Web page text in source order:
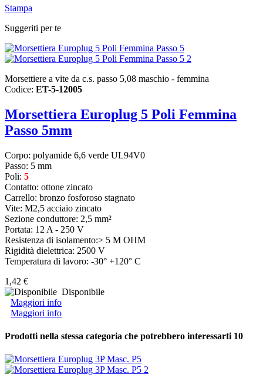
Stampa
Suggeriti per te
Morsettiere a vite da c.s. passo 5,08 maschio - femmina
Codice: ET-5-12005
Morsettiera Europlug 5 Poli Femmina
Passo 5mm
Corpo: polyamide 6,6 verde UL94V0
Passo: 5 mm
Poli: 5
Contatto: ottone zincato
Carrello: bronzo fosforoso stagnato
Vite: M2,5 acciaio zincato
Sezione conduttore: 2,5 mm²
Portata: 12 A - 250 V
Resistenza di isolamento:> 5 M OHM
Rigidità dielettrica: 2500 V
Temperatura di lavoro: -30° +120° C
1,42 €
Disponibile
Maggiori info
Maggiori info
Prodotti nella stessa categoria che potrebbero interessarti 10